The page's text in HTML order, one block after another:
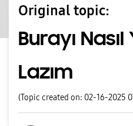
Original topic:
Burayı
Lazım
(Topic created on: 02-16-2025